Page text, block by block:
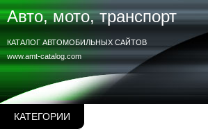
КАТЕГОРИИ
Авто, мото, транспорт
www.amt-catalog.com
КАТАЛОГ АВТОМОБИЛЬНЫХ САЙТОВ